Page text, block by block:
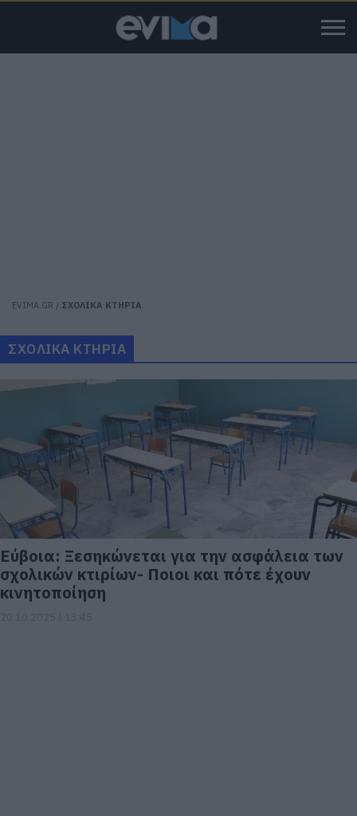
EVIMA.GR / ΣΧΟΛΙΚΑ ΚΤΗΡΙΑ
ΣΧΟΛΙΚΑ ΚΤΗΡΙΑ
Εύβοια: Ξεσηκώνεται για την ασφάλεια των
σχολικών κτιρίων- Ποιοι και πότε έχουν
κινητοποίηση